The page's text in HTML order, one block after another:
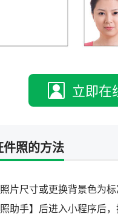
立即在
照的方法
片尺寸或更换背景色为
助手】后进入小程序后